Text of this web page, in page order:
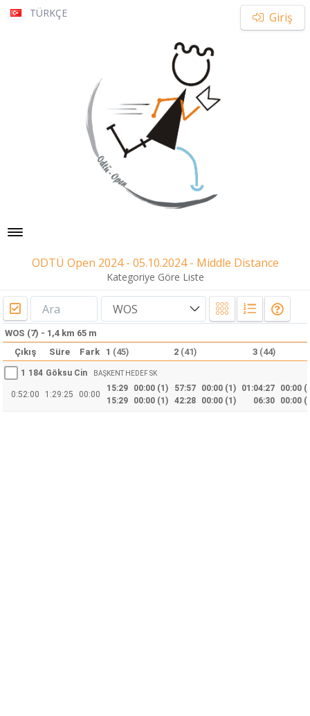
TÜRKÇE Giriş
Toggle navigation
ODTÜ Open 2024 - 05.10.2024 - Middle Distance
Kategoriye Göre Liste
WOS
WOS (7) - 1,4 km 65 m
Çıkış
Süre Fark 1 (45) 2 (41) 3 (44)
1 184 Göksu Cin BAŞKENT HEDEF SK
0:52:00 1:29:25 00:00
15:29
15:29
00:00 (1)
00:00 (1)
57:57
42:28
00:00 (1)
00:00 (1)
01:04:27
06:30
00:00
00:00